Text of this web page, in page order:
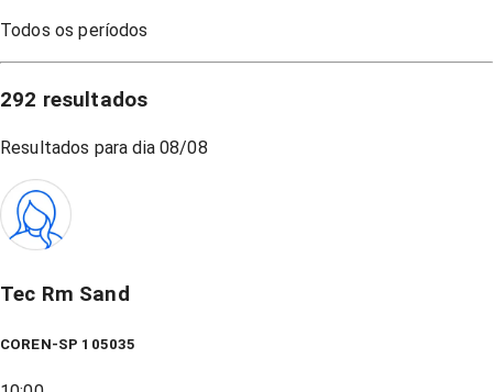
Todos os períodos
292 resultados
Resultados para dia 08/08
Tec Rm Sand
COREN-SP 105035